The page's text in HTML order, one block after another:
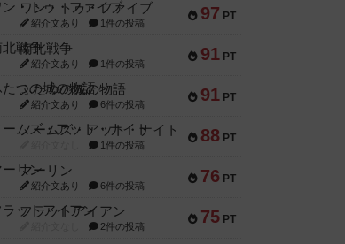
97 PT
ワン・トゥ・ファイブ
紹介文あり 1件の投稿
91 PT
南北戦争
紹介文あり 1件の投稿
91 PT
ふたつの城の物語
紹介文あり 6件の投稿
88 PT
ノームズ・アット・ナイト
1件の投稿
76 PT
マーリン
紹介文あり 6件の投稿
75 PT
フラットアイアン
2件の投稿